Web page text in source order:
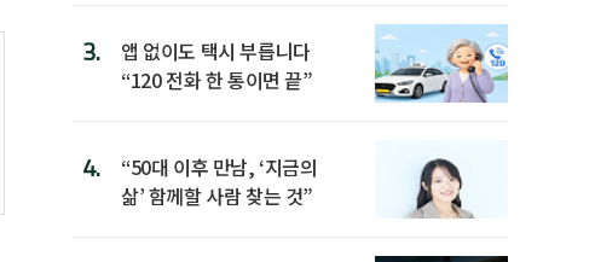
3.
앱 없이도 택시 부릅니다
“120 전화 한 통이면 끝”
4.
“50대 이후 만남, ‘지금의
삶’ 함께할 사람 찾는 것”